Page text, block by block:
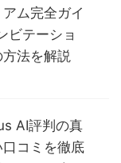
ム完全ガイ
ビテーショ
法を解説
AI評判の真
コミを徹底